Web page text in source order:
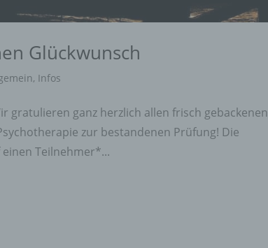
Glückwunsch
, Infos
gratulieren ganz herzlich allen frisch gebackenen
zur bestandenen Prüfung! Die
Teilnehmer*...